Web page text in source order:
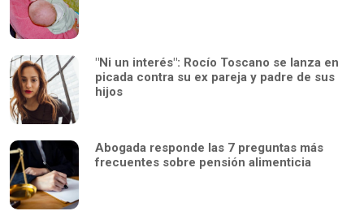
"Ni un interés": Rocío Toscano se lanza en
picada contra su ex pareja y padre de sus
hijos
Abogada responde las 7 preguntas más
frecuentes sobre pensión alimenticia